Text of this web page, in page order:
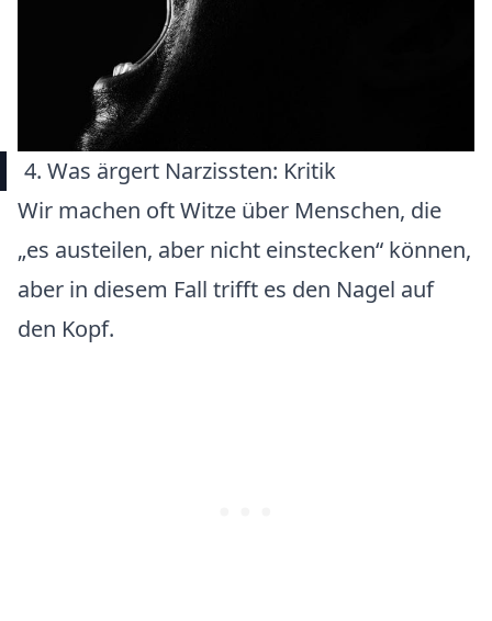
4. Was ärgert Narzissten: Kritik
Wir machen oft Witze über Menschen, die
„es austeilen, aber nicht einstecken“ können,
aber in diesem Fall trifft es den Nagel auf
den Kopf.